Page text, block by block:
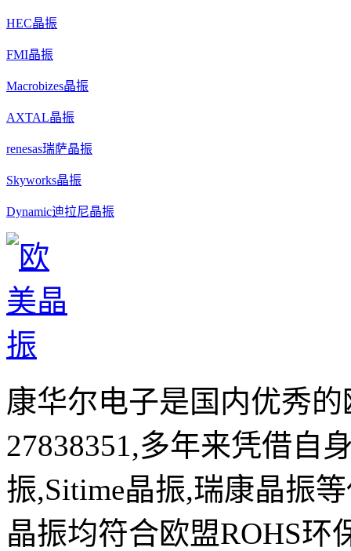
HEC晶振
FMI晶振
Macrobizes晶振
AXTAL晶振
renesas瑞萨晶振
Skyworks晶振
Dynamic迪拉尼晶振
康华尔电子是国内优秀
27838351,多年来凭借自
振,Sitime晶振,瑞康晶振
晶振均符合欧盟ROHS环